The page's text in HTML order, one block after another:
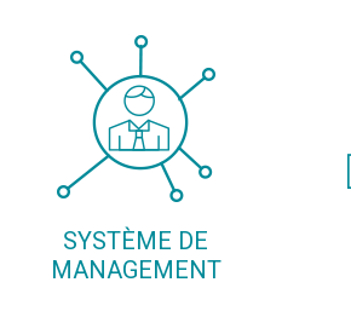
SYSTÈME DE
MANAGEMENT